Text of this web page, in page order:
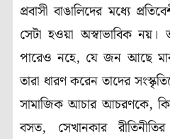
প্রবাসী বাঙালিদের মধ্যে
সেটা হওয়া অস্বাভাবিক নয়।
পারেও নহে, যে জন আছে
তারা ধারণ করেন তাদের
সামাজিক আচার আচরণকে,
বসত, সেখানকার